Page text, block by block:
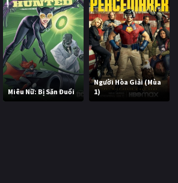
Miêu Nữ: Bị Săn Đuổi
Người Hòa Giải (Mùa
1)